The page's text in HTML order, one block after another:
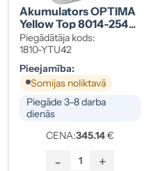
Akumulators OPTIMA
Yellow Top 8014-254
55 Ah
Piegādātāja kods:
1810-YTU42
Pieejamība:
Somijas noliktavā
Piegāde 3–8 darba
dienās
CENA:345.14€
- +